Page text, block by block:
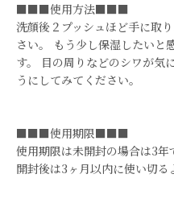
■■■使用方法■■■
洗顔後２プッシュほど手に取
さい。 もう少し保湿したいと
す。 目の周りなどのシワが気
うにしてみてください。
■■■使用期限■■■
使用期限は未開封の場合は3年
開封後は3ヶ月以内に使い切る